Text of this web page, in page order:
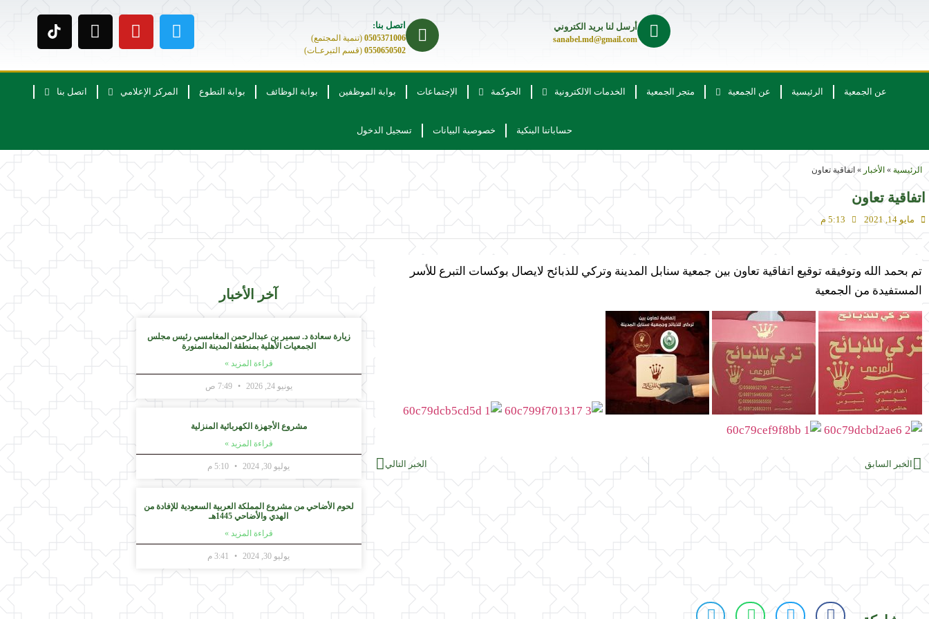
أرسل لنا بريد الكتروني
sanabel.md@gmail.com
اتصل بنا:
0505371006 (تنمية المجتمع)
0550650502 (قسم التبرعـات)
عن الجمعية الرئيسية عن الجمعية متجر الجمعية الخدمات الالكترونية الحوكمة الإجتماعات بوابة الموظفين بوابة الوظائف بوابة التطوع المركز الإعلامي اتصل بنا
حساباتنا البنكية خصوصية البيانات تسجيل الدخول
الرئيسية » الأخبار » اتفاقية تعاون
اتفاقية تعاون
مايو 14, 2021 5:13 م
تم بحمد الله وتوفيقه توقيع اتفاقية تعاون بين جمعية سنابل المدينة وتركي للذبائح لايصال بوكسات التبرع للأسر
المستفيدة من الجمعية
الخبر السابق الخبر التالي
آخر الأخبار
زيارة سعادة د. سمير بن عبدالرحمن المغامسي رئيس مجلس
الجمعيات الأهلية بمنطقة المدينة المنورة
قراءة المزيد »
يونيو 24, 2026 7:49 ص
مشروع الأجهزة الكهربائية المنزلية
قراءة المزيد »
يوليو 30, 2024
لحوم الأضاحي من مشروع المملكة العربية السعودية للإفادة من
الهدي والأضاحي 1445هـ
قراءة المزيد »
يوليو 30, 2024